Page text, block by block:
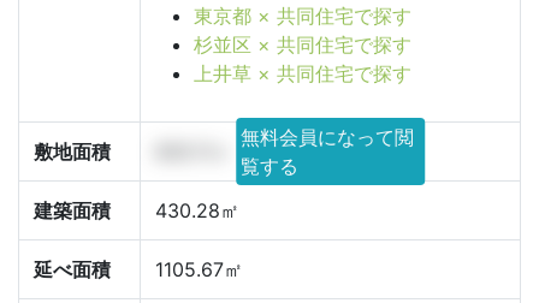
東京都 × 共同住宅で探す
杉並区 × 共同住宅で探す
上井草 × 共同住宅で探す
敷地面積
無料会員になって閲
覧する
建築面積
430.28㎡
延べ面積 1105.67㎡